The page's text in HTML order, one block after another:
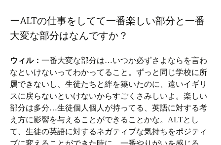
ーALTの仕事をしてて一番楽しい部分と一番
大変な部分はなんですか？
ウィル： 一番大変な部分は…いつか必ずさよならを言わ
なといけないってわかってること。ずっと同じ学校に所
属できないし、生徒たちと絆を築いたのに、遠いイギリ
スに戻らないといけないからすごくさみしいよ。楽しい
部分は多分…生徒個人個人が持ってる、英語に対する考
え方に影響を与えることができることかな。ALTとし
て、生徒の英語に対するネガティブな気持ちをポジティ
ブに変えることができた時に、一番やりがいを感じる